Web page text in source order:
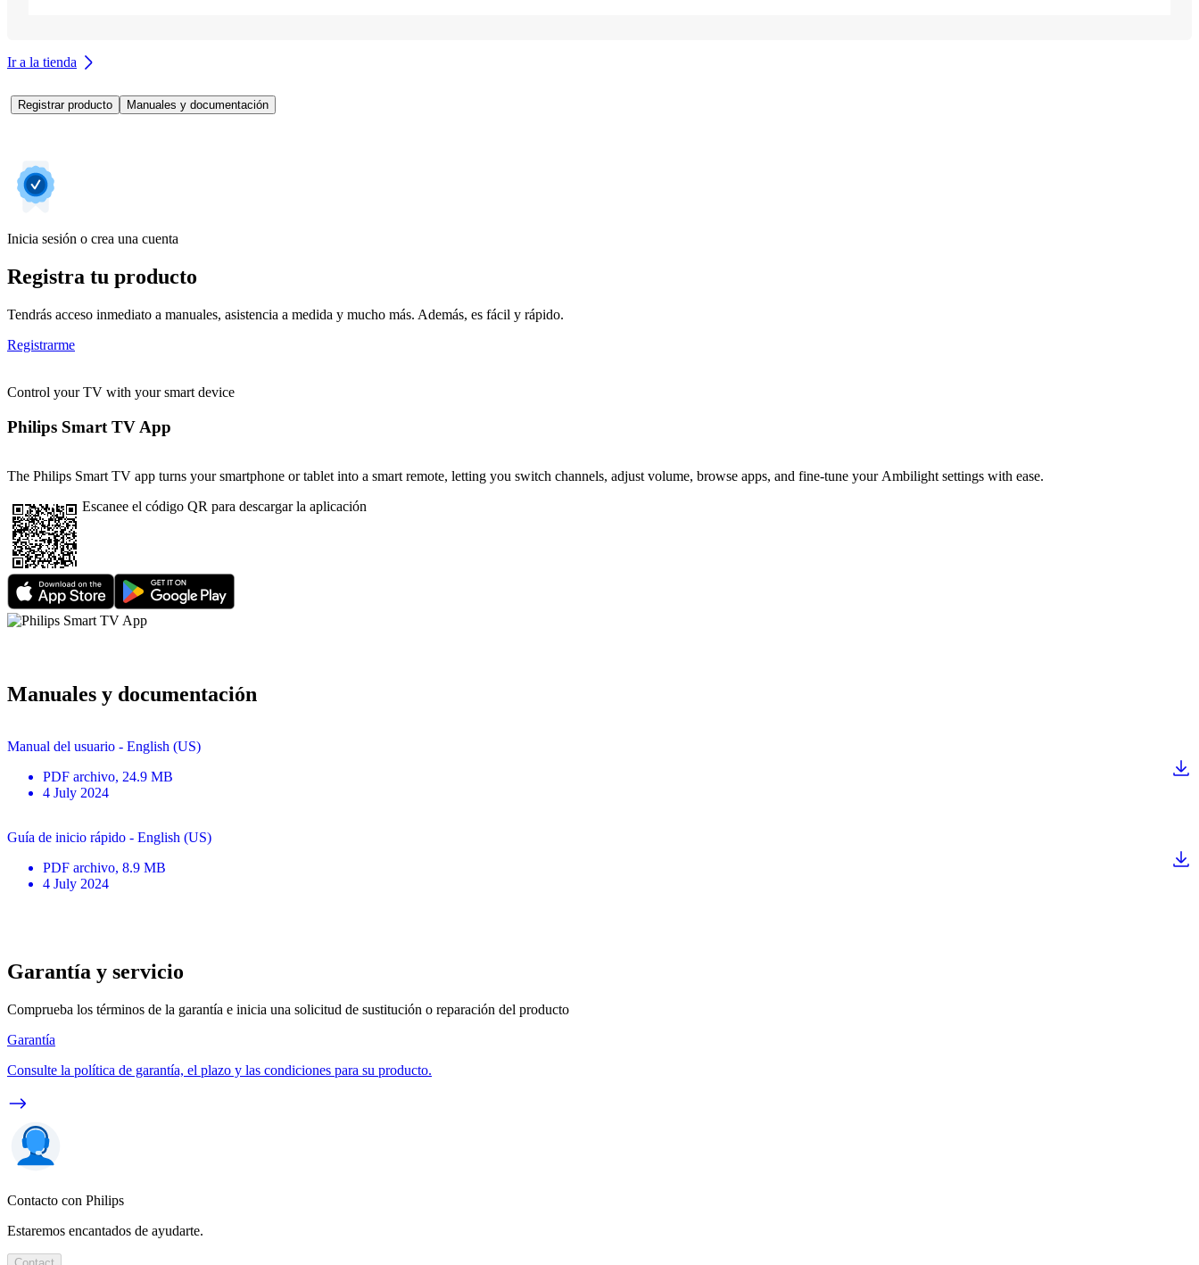
Ir a la tienda
Registrar producto Manuales y documentación
Inicia sesión o crea una cuenta
Registra tu producto
Tendrás acceso inmediato a manuales, asistencia a medida y mucho más. Además, es fácil y rápido.
Registrarme
Control your TV with your smart device
Philips Smart TV App
The Philips Smart TV app turns your smartphone or tablet into a smart remote, letting you switch channels, adjust volume, browse apps, and fine-tune your Ambilight settings with ease.
Escanee el código QR para descargar la aplicación
Manuales y documentación
Manual del usuario - English (US)
PDF archivo, 24.9 MB
4 July 2024
Guía de inicio rápido - English (US)
PDF archivo, 8.9 MB
4 July 2024
Garantía y servicio
Comprueba los términos de la garantía e inicia una solicitud de sustitución o reparación del producto
Garantía
Consulte la política de garantía, el plazo y las condiciones para su producto.
Contacto con Philips
Estaremos encantados de ayudarte.